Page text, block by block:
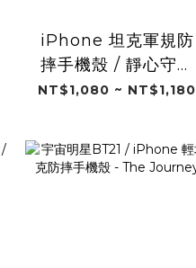
iPhone 坦克軍規防
摔手機殼 / 靜心守護
(大甲鎮瀾宮)
NT$1,080 ~ NT$1,180